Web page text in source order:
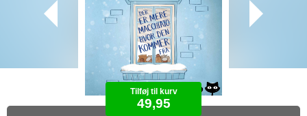
Tilføj til kurv
49,95